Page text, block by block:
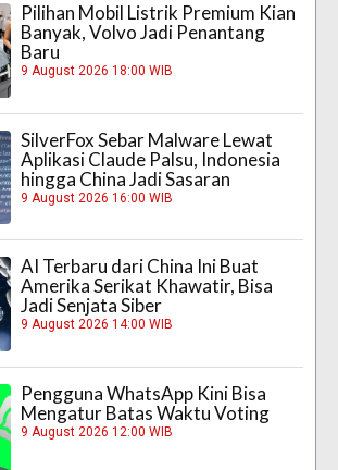
Pilihan Mobil Listrik Premium Kian
Banyak, Volvo Jadi Penantang
Baru
9 August 2026 18:00 WIB
SilverFox Sebar Malware Lewat
Aplikasi Claude Palsu, Indonesia
hingga China Jadi Sasaran
9 August 2026 16:00 WIB
AI Terbaru dari China Ini Buat
Amerika Serikat Khawatir, Bisa
Jadi Senjata Siber
9 August 2026 14:00 WIB
Pengguna WhatsApp Kini Bisa
Mengatur Batas Waktu Voting
9 August 2026 12:00 WIB